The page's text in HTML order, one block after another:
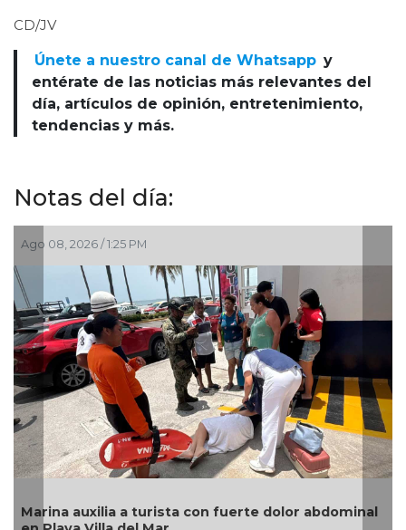
CD/JV
Únete a nuestro canal de Whatsapp y
entérate de las noticias más relevantes del
día, artículos de opinión, entretenimiento,
tendencias y más.
Notas del día:
fuerte dolor abdominal Catean inmueble en